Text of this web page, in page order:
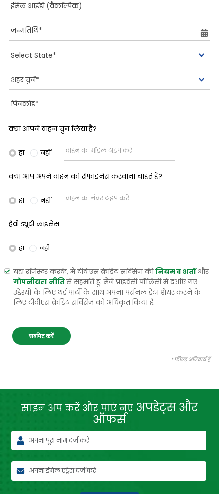
क्या आपने वाहन चुन लिया है?
हां नहीं
क्या आप अपने वाहन को रीफाइनेंस करवाना चाहते हैं?
हां नहीं
हैवी ड्यूटी लाइसेंस
हां नहीं
यहां रजिस्टर करके, मैं टीवीएस क्रेडिट सर्विसेज़ कीनियम व शर्तोंऔर
गोपनीयता नीतिसे सहमति हूं. मैंने प्राइवेसी पॉलिसी में दर्शाए गए
उद्देश्यों के लिए थर्ड पार्टी के साथ अपना पर्सनल डेटा शेयर करने के
लिए टीवीएस क्रेडिट सर्विसेज़ को अधिकृत किया है.
सबमिट करें
* फील्ड अनिवार्य हैं
साइन अप करें और पाएं नए अपडेट्स और
ऑफर्स